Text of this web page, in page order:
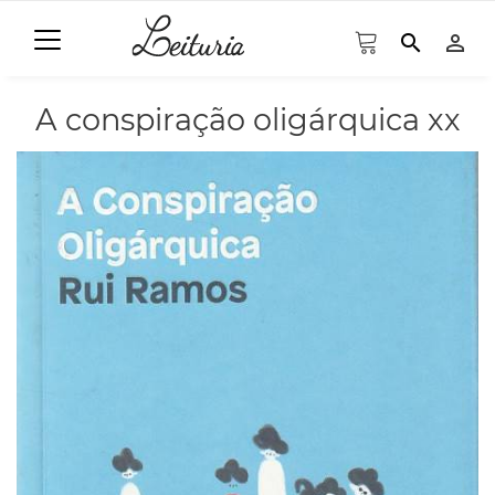
search person_outline
A conspiração oligárquica xx